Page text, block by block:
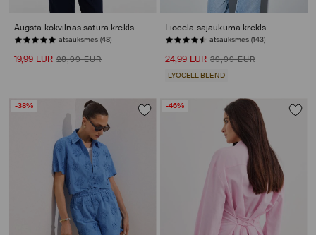
Augsta kokvilnas satura krekls
PĒDĒJĀS PRECES
19,99 EUR 28,99 EUR
Liocela sajaukuma krekls
PĒDĒJĀS PRECES
24,99 EUR 39,99 EUR
LYOCELL BLEND
-38% -46%